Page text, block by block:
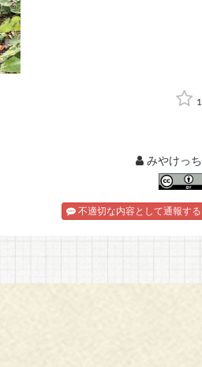
1
みやけっち
不適切な内容として通報する